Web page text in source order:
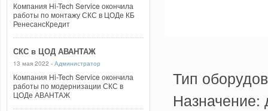
Компания Hi-Tech Service окончила
работы по монтажу СКС в ЦОДе КБ
РенесансКредит
СКС в ЦОД АВАНТАЖ
13 мая 2022 - Администратор
Компания Hi-Tech Service окончила
работы по модернизации СКС в
ЦОДе АВАНТАЖ
Тип
Назначение: